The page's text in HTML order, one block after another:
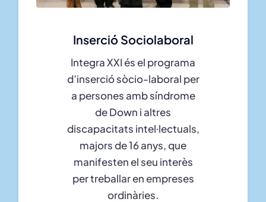
Inserció Sociolaboral
Integra XXI és el programa
d’inserció sòcio-laboral per
a persones amb síndrome
de Down i altres
discapacitats intel·lectuals,
majors de 16 anys, que
manifesten el seu interès
per treballar en empreses
ordinàries.